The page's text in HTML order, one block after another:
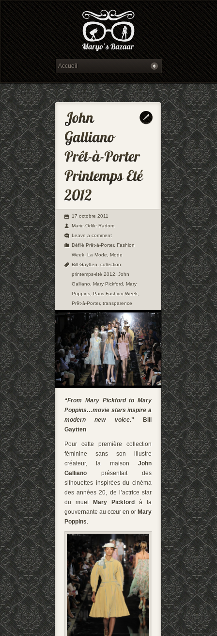
17 octobre 2011
Marie-Odile Radom
Leave a comment
Défilé Prêt-à-Porter, Fashion
Week La Mode
Mode
Bill Gaytten collection
printemps-été 2012 John
Galliano
Mary Pickford Mary
Poppins Paris Fashion Week
Prêt-à-Porter, transparence
“From Mary Pickford to Mary
Poppins…movie stars inspire a
modern new voice.” Bill
Gaytten
Pour cette première collection
féminine sans son illustre
créateur, la maison John
Galliano présentait des
silhouettes inspirées du cinéma
des années 20, de l’actrice star
du muet
Mary Pickford
à la
gouvernante au cœur en or Mary
Poppins.